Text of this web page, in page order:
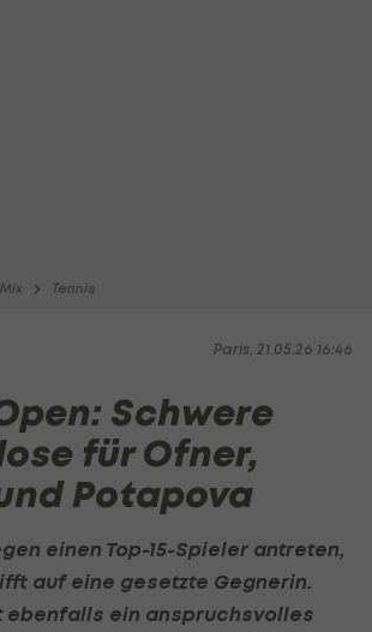
Tennis
Paris, 21.05.26 16:46
Schwere
für Ofner,
Potapova
einen Top-15-Spieler antreten,
auf eine gesetzte Gegnerin.
ebenfalls ein anspruchsvolles